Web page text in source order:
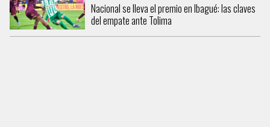
Nacional se lleva el premio en Ibagué: las claves
del empate ante Tolima